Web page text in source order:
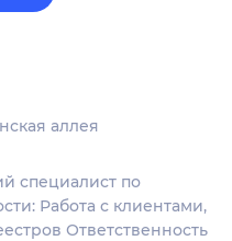
аллея
специалист по
Работа с клиентами,
Ответственность